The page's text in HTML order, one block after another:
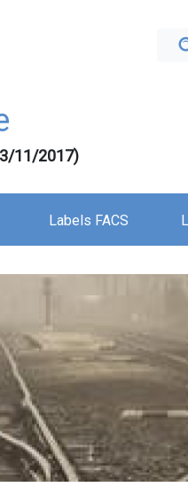
11/2017)
Labels FACS